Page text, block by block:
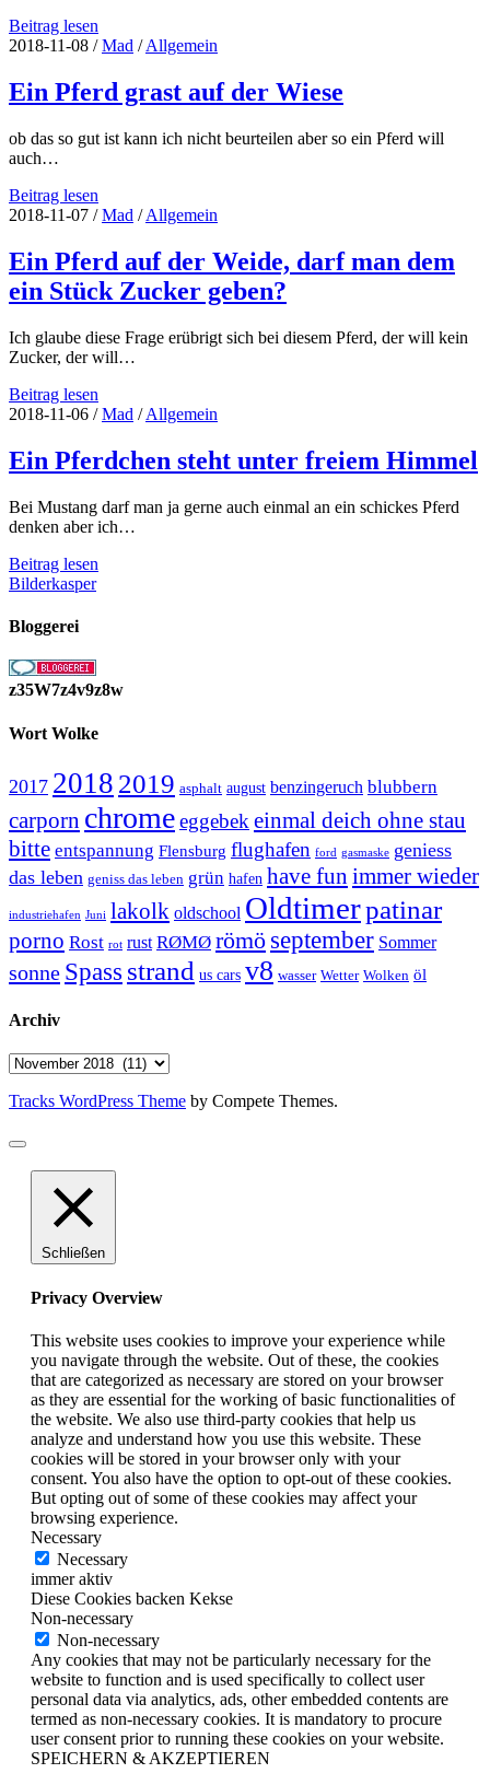
Beitrag lesen
fühlt
das
Pferdchen
2018-11-08 /Mad /Allgemein
Ein Pferd grast auf der Wiese
ob das so gut ist kann ich nicht beurteilen aber so ein Pferd will
auch…
Beitrag lesen
Pferd
auf
der
Wiese
2018-11-07 /Mad /Allgemein
Ein Pferd auf der Weide, darf man dem
ein Stück Zucker geben?
Ich glaube diese Frage erübrigt sich bei diesem Pferd, der will kein
Zucker, der will…
Beitrag lesen
Pferd
der
Weide,
man
dem
Stück
2018-11-06 /Mad /Allgemein
Ein Pferdchen steht unter freiem Himmel
Bei Mustang darf man ja gerne auch einmal an ein schickes Pferd
denken aber ich…
Beitrag lesen
Bilderkasper
Bloggerei
z35W7z4v9z8w
Wort Wolke
2017 2018 2019 asphalt august benzingeruch blubbern
carporn chromeeggebek einmal deich ohne stau
bitte entspannung Flensburg flughafen ford gasmaske geniess
das leben geniss das leben grün hafen have fun immer wieder
industriehafen Juni lakolk oldschool Oldtimerpatinar
porno Rost rot rust RØMØ römö september Sommer
sonne Spass strand us cars v8 wasser Wetter Wolken öl
Archiv
Archiv
Tracks WordPress Theme by Compete Themes.
Schließen
Privacy Overview
This website uses cookies to improve your experience while
you navigate through the website. Out of these, the cookies
that are categorized as necessary are stored on your browser
as they are essential for the working of basic functionalities of
the website. We also use third-party cookies that help us
analyze and understand how you use this website. These
cookies will be stored in your browser only with your
consent. You also have the option to opt-out of these cookies.
But opting out of some of these cookies may affect your
browsing experience.
Necessary
Necessary
immer aktiv
Diese Cookies backen Kekse
Non-necessary
Non-necessary
Any cookies that may not be particularly necessary for the
website to function and is used specifically to collect user
personal data via analytics, ads, other embedded contents are
termed as non-necessary cookies. It is mandatory to procure
user consent prior to running these cookies on your website.
SPEICHERN & AKZEPTIEREN